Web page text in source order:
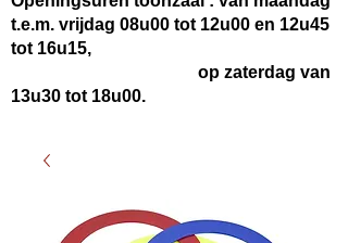
t.e.m. vrijdag 08u00 tot 12u00 en 12u45
tot 16u15,
op zaterdag van
13u30 tot 18u00.